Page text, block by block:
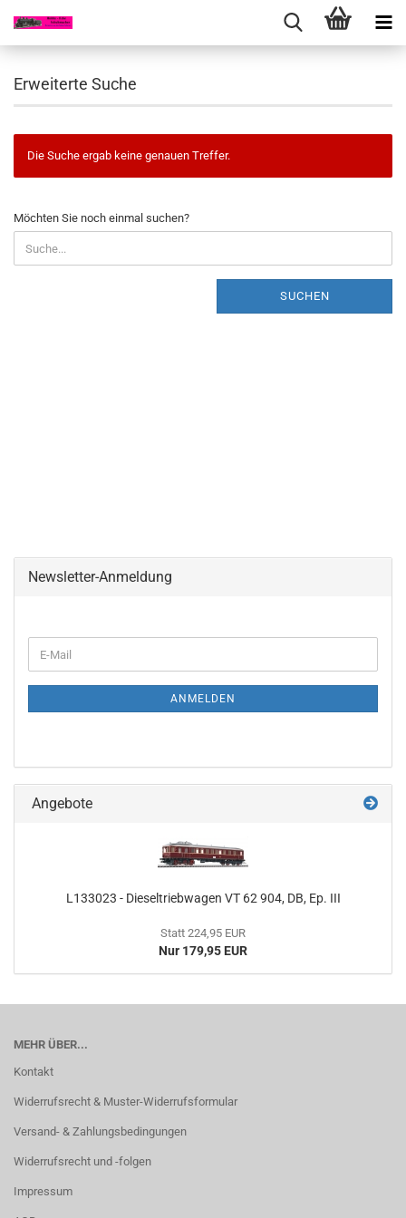
Erweiterte Suche
Die Suche ergab keine genauen Treffer.
MÖCHTEN
SIE
NOCH
EINMAL
Möchten Sie noch einmal suchen?
SUCHEN
Newsletter-Anmeldung
ZUR
E-
Mail
ANMELDEN
Angebote
L133023 - Dieseltriebwagen VT 62 904, DB, Ep. III
Statt 224,95 EUR
Nur 179,95 EUR
MEHR ÜBER...
Kontakt
Widerrufsrecht & Muster-Widerrufsformular
Versand- & Zahlungsbedingungen
Widerrufsrecht und -folgen
Impressum